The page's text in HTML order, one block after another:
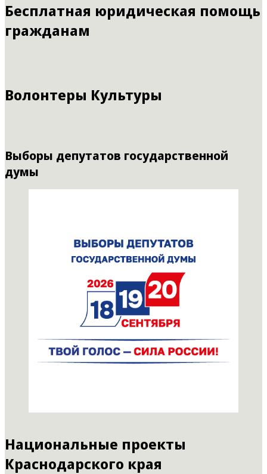
Бесплатная юридическая помощь
гражданам
Волонтеры Культуры
Выборы депутатов государственной
думы
Национальные проекты
Краснодарского края